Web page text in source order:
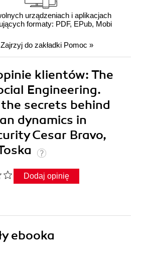
urządzeniach i aplikacjach
formaty: PDF, EPub, Mobi
do zakładki Pomoc »
klientów: The
Engineering.
secrets behind
dynamics in
Cesar Bravo,
Dodaj opinię
ebooka